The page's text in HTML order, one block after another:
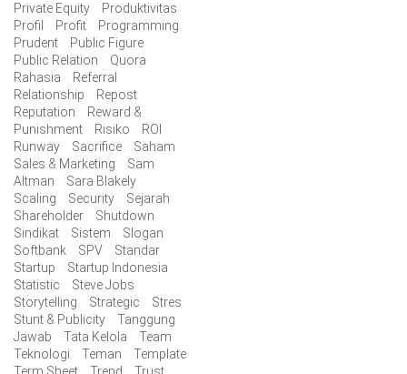
Private Equity
Produktivitas
Profil
Profit
Programming
Prudent
Public Figure
Public Relation
Quora
Rahasia
Referral
Relationship
Repost
Reputation
Reward &
Punishment
Risiko
ROI
Runway
Sacrifice
Saham
Sales & Marketing
Sam
Altman
Sara Blakely
Scaling
Security
Sejarah
Shareholder
Shutdown
Sindikat
Sistem
Slogan
Softbank
SPV
Standar
Startup
Startup Indonesia
Statistic
Steve Jobs
Storytelling
Strategic
Stres
Stunt & Publicity
Tanggung
Jawab
Tata Kelola
Team
Teknologi
Teman
Template